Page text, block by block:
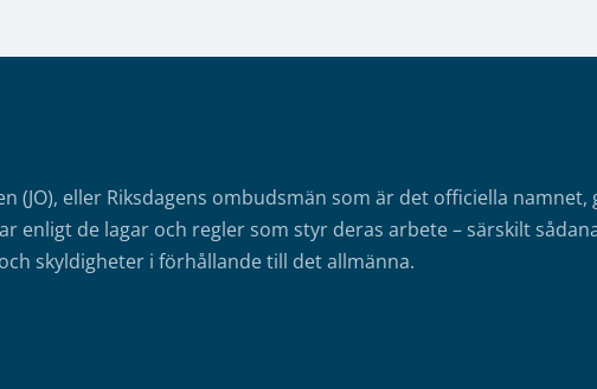
(JO), eller Riksdagens ombudsmän som är det officiella namnet,
enligt de lagar och regler som styr deras arbete – särskilt
skyldigheter i förhållande till det allmänna.